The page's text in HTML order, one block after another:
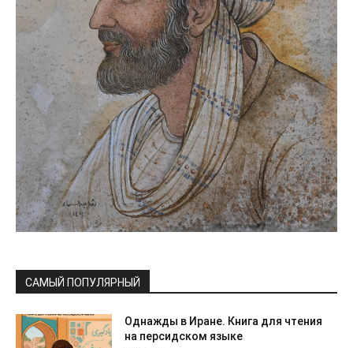
САМЫЙ ПОПУЛЯРНЫЙ
Однажды в Иране. Книга для чтения
на персидском языке